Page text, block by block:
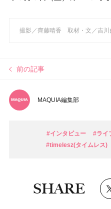
撮影／齊藤晴香 取材・文／吉川
前の記事
MAQUIA編集部
#インタビュー #ライ
#timelesz(タイムレス)
SHARE